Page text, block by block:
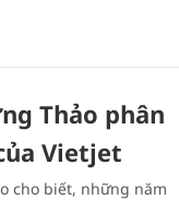
Thảo phân
Vietjet
cho biết, những năm